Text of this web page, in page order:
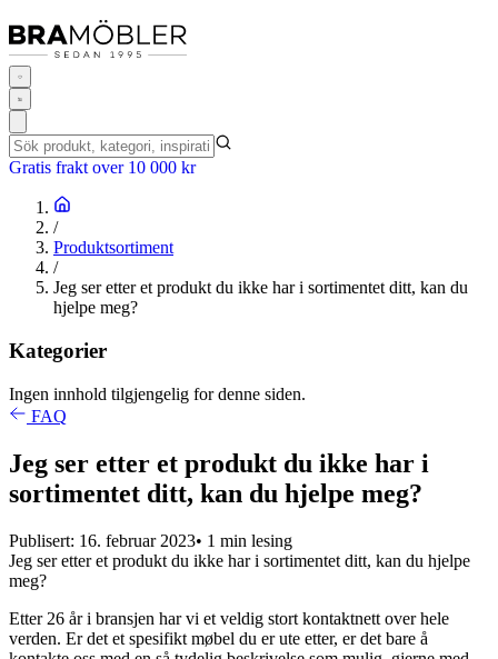
Gratis frakt over 10 000 kr
/
Produktsortiment
/
Jeg ser etter et produkt du ikke har i sortimentet ditt, kan du
hjelpe meg?
Kategorier
Ingen innhold tilgjengelig for denne siden.
FAQ
Jeg ser etter et produkt du ikke har i
sortimentet ditt, kan du hjelpe meg?
Publisert: 16. februar 2023• 1 min lesing
Jeg ser etter et produkt du ikke har i sortimentet ditt, kan du hjelpe
meg?
Etter 26 år i bransjen har vi et veldig stort kontaktnett over hele
verden. Er det et spesifikt møbel du er ute etter, er det bare å